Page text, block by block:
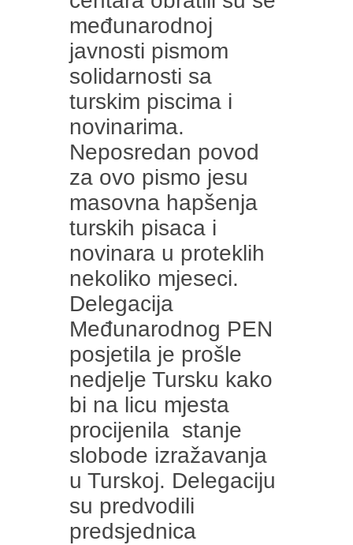
međunarodnoj
javnosti pismom
solidarnosti sa
turskim piscima i
novinarima.
Neposredan povod
za ovo pismo jesu
masovna hapšenja
turskih pisaca i
novinara u proteklih
nekoliko mjeseci.
Delegacija
Međunarodnog PEN
posjetila je prošle
nedjelje Tursku kako
bi na licu mjesta
procijenila stanje
slobode izražavanja
u Turskoj. Delegaciju
su predvodili
predsjednica